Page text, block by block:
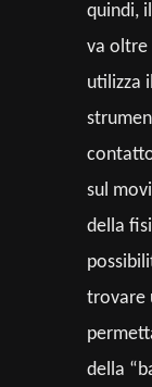
quindi,
va oltre
utilizza
sul
della
trovare
della